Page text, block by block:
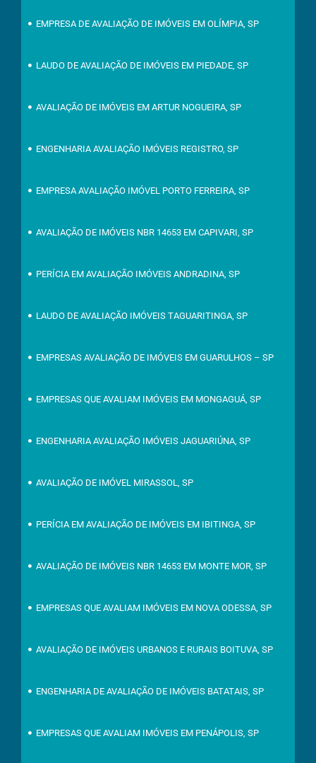
EMPRESA DE AVALIAÇÃO DE IMÓVEIS EM OLÍMPIA, SP
LAUDO DE AVALIAÇÃO DE IMÓVEIS EM PIEDADE, SP
AVALIAÇÃO DE IMÓVEIS EM ARTUR NOGUEIRA, SP
ENGENHARIA AVALIAÇÃO IMÓVEIS REGISTRO, SP
EMPRESA AVALIAÇÃO IMÓVEL PORTO FERREIRA, SP
AVALIAÇÃO DE IMÓVEIS NBR 14653 EM CAPIVARI, SP
PERÍCIA EM AVALIAÇÃO IMÓVEIS ANDRADINA, SP
LAUDO DE AVALIAÇÃO IMÓVEIS TAGUARITINGA, SP
EMPRESAS AVALIAÇÃO DE IMÓVEIS EM GUARULHOS – SP
EMPRESAS QUE AVALIAM IMÓVEIS EM MONGAGUÁ, SP
ENGENHARIA AVALIAÇÃO IMÓVEIS JAGUARIÚNA, SP
AVALIAÇÃO DE IMÓVEL MIRASSOL, SP
PERÍCIA EM AVALIAÇÃO DE IMÓVEIS EM IBITINGA, SP
AVALIAÇÃO DE IMÓVEIS NBR 14653 EM MONTE MOR, SP
EMPRESAS QUE AVALIAM IMÓVEIS EM NOVA ODESSA, SP
AVALIAÇÃO DE IMÓVEIS URBANOS E RURAIS BOITUVA, SP
ENGENHARIA DE AVALIAÇÃO DE IMÓVEIS BATATAIS, SP
EMPRESAS QUE AVALIAM IMÓVEIS EM PENÁPOLIS, SP